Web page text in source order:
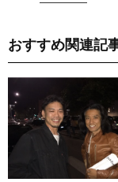
おすすめ関連記